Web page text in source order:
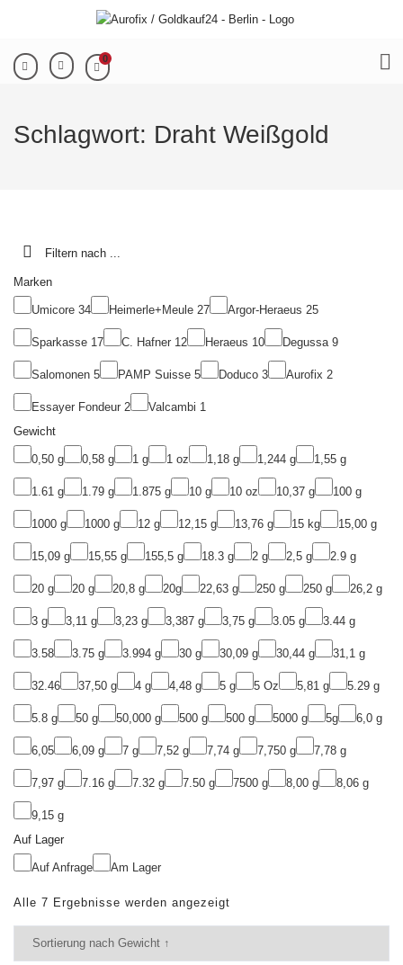
0
Schlagwort: Draht Weißgold
Filtern nach ...
Marken
Umicore 34 Heimerle+Meule 27 Argor-Heraeus 25
Sparkasse 17 C. Hafner 12 Heraeus 10 Degussa 9
Salomonen 5 PAMP Suisse 5 Doduco 3 Aurofix 2
Essayer Fondeur 2 Valcambi 1
Gewicht
0,50 g 0,58 g 1 g 1 oz 1,18 g 1,244 g 1,55 g
1.61 g 1.79 g 1.875 g 10 g 10 oz 10,37 g 100 g
1000 g 1000 g 12 g 12,15 g 13,76 g 15 kg 15,00 g
15,09 g 15,55 g 155,5 g 18.3 g 2 g 2,5 g 2.9 g
20 g 20 g 20,8 g 20g 22,63 g 250 g 250 g 26,2 g
3 g 3,11 g 3,23 g 3,387 g 3,75 g 3.05 g 3.44 g
3.58 3.75 g 3.994 g 30 g 30,09 g 30,44 g 31,1 g
32.46 37,50 g 4 g 4,48 g 5 g 5 Oz 5,81 g 5.29 g
5.8 g 50 g 50,000 g 500 g 500 g 5000 g 5g 6,0 g
6,05 6,09 g 7 g 7,52 g 7,74 g 7,750 g 7,78 g
7,97 g 7.16 g 7.32 g 7.50 g 7500 g 8,00 g 8,06 g
9,15 g
Auf Lager
Auf Anfrage Am Lager
Alle 7 Ergebnisse werden angezeigt